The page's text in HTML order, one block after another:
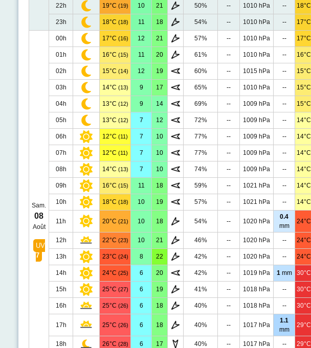
22h 19°C (19) 10 21 50% -- 1010 hPa -- 18°C
23h 18°C (18) 11 18 54% -- 1010 hPa -- 17°C
Sam.
08
Août
UV
7
00h 17°C (16) 12 21 57% -- 1010 hPa -- 17°C
01h 16°C (15) 11 20 61% -- 1010 hPa -- 16°C
02h 15°C (14) 12 19 60% -- 1015 hPa -- 15°C
03h 14°C (13) 9 17 65% -- 1010 hPa -- 15°C
04h 13°C (12) 9 14 69% -- 1009 hPa -- 15°C
05h 13°C (12) 7 12 72% -- 1009 hPa -- 14°C
06h 12°C (11) 7 10 77% -- 1009 hPa -- 14°C
07h 12°C (11) 7 10 77% -- 1009 hPa -- 14°C
08h 14°C (13) 7 10 74% -- 1009 hPa -- 14°C
09h 16°C (15) 11 18 59% -- 1021 hPa -- 14°C
10h 18°C (18) 10 19 57% -- 1021 hPa -- 14°C
11h 20°C (21) 10 18 54% -- 1020 hPa
0.4
mm
24°C
12h 22°C (23) 10 21 46% -- 1020 hPa -- 24°C
13h 23°C (24) 8 22 42% -- 1020 hPa -- 24°C
14h 24°C (25) 6 20 42% -- 1019 hPa 1mm 30°C
15h 25°C (27) 6 19 41% -- 1018 hPa -- 30°C
16h 25°C (26) 6 18 40% -- 1018 hPa -- 30°C
17h 25°C (26) 6 18 40% -- 1017 hPa
1.1
mm
29°C
18h 26°C (28) 6 17 40% -- 1017 hPa -- 29°C